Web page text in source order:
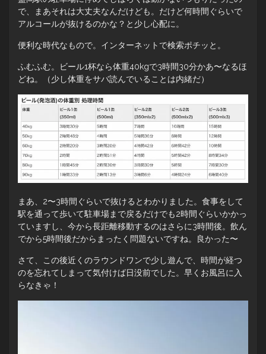
で、まあそれは大丈夫なんだけども。だけど何時間ぐらいで
アルコールが抜けるのかな？と少し心配に。
便利な時代なもので。インターネットで検索ポチッと。
ふむふむ。ビール1杯なら体重40kgで3時間30分かあ〜なるほ
どね。（少し体重をサバ読んでいることは内緒だ）
まあ、2〜3時間ぐらいで抜けるとわかりました。食事をして
駅を通って歩いて駐車場まで戻るだけでも2時間ぐらいかかっ
ていますし、今から長距離移動するのはさらに3時間後。飲ん
でから5時間後だからまったく問題ないですね。良かった〜
さて、この後近くのラウンドワンで少し遊んで、時間が経つ
のを忘れてしまって気付けば日没前でした。早くお風呂に入
らなきゃ！